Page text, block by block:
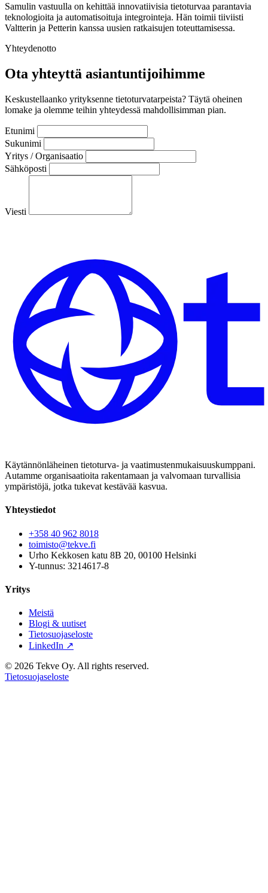
Samulin vastuulla on kehittää innovatiivisia tietoturvaa parantavia
teknologioita ja automatisoituja integrointeja. Hän toimii tiiviisti
Valtterin ja Petterin kanssa uusien ratkaisujen toteuttamisessa.
Yhteydenotto
Ota yhteyttä asiantuntijoihimme
Keskustellaanko yrityksenne tietoturvatarpeista? Täytä oheinen
lomake ja olemme teihin yhteydessä mahdollisimman pian.
Etunimi
Sukunimi
Yritys / Organisaatio
Sähköposti
Viesti
Käytännönläheinen tietoturva- ja vaatimustenmukaisuuskumppani.
Autamme organisaatioita rakentamaan ja valvomaan turvallisia
ympäristöjä, jotka tukevat kestävää kasvua.
Yhteystiedot
+358 40 962 8018
toimisto@tekve.fi
Urho Kekkosen katu 8B 20, 00100 Helsinki
Y-tunnus: 3214617-8
Yritys
Meistä
Blogi & uutiset
Tietosuojaseloste
LinkedIn ↗
© 2026 Tekve Oy. All rights reserved.
Tietosuojaseloste